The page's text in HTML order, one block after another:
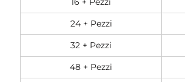
24 + Pezzi
32 + Pezzi
48 + Pezzi